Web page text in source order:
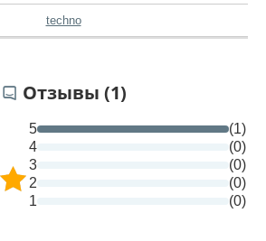
techno
Отзывы (1)
5
(1)
4
(0)
3
(0)
2
(0)
1
(0)